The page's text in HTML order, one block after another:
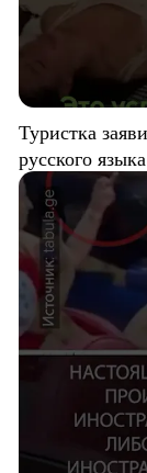
Туристка
русского языка